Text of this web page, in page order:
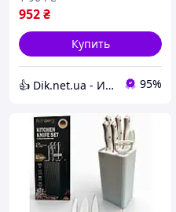
952₴
Купить
👍 Dik.net.ua - Интернет магазин 95%